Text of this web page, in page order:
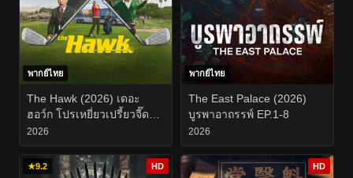
พากย์ไทย
The Hawk (2026) เดอะ
ฮอว์ก โปรเหยี่ยวเปรี้ยวจี๊ด
EP.1-10
2026
พากย์ไทย
The East Palace (2026)
บูรพาอาถรรพ์ EP.1-8
2026
★9.2 HD HD